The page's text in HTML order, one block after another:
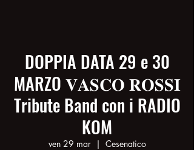
DOPPIA DATA 29 e 30
MARZO 𝐕𝐀𝐒𝐂𝐎 𝐑𝐎𝐒𝐒𝐈
Tribute Band con i RADIO
KOM
ven 29 mar
  |
Cesenatico